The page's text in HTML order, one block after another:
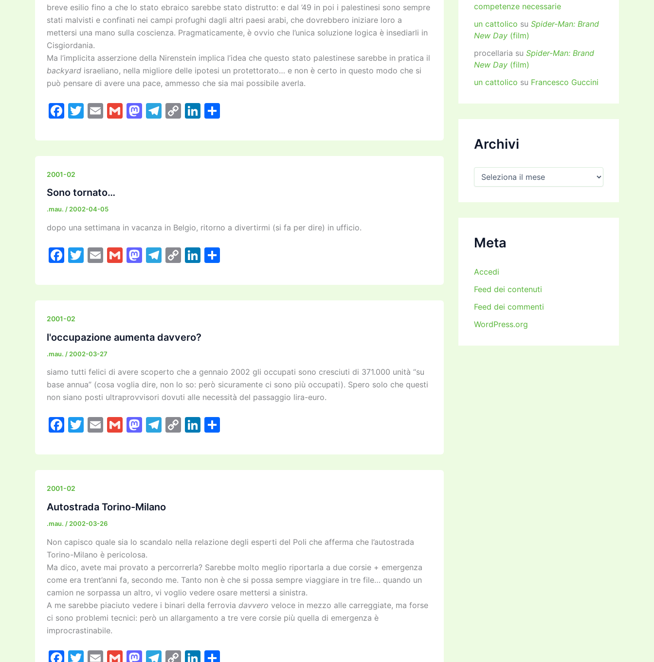
breve esilio fino a che lo stato ebraico sarebbe stato distrutto: e dal ’49 in poi i palestinesi sono sempre
stati malvisti e confinati nei campi profughi dagli altri paesi arabi, che dovrebbero iniziare loro a
mettersi una mano sulla coscienza. Pragmaticamente, è ovvio che l’unica soluzione logica è insediarli in
Cisgiordania.
Ma l’implicita asserzione della Nirenstein implica l’idea che questo stato palestinese sarebbe in pratica il
backyard israeliano, nella migliore delle ipotesi un protettorato… e non è certo in questo modo che si
può pensare di avere una pace, ammesso che sia mai possibile averla.
F
c
e
b
o
o
T
itt
er
E
ai
l
G
ai
l
M
st
o
T
e
gr
C
p
y
Li
k
e
n
di
2001-02
Sono tornato…
.mau. /2002-04-05
dopo una settimana in vacanza in Belgio, ritorno a divertirmi (si fa per dire) in ufficio.
F
c
e
b
o
o
k
T
itt
er
E
ai
l
G
ai
l
M
st
o
o
T
e
gr
m
C
p
y
n
Li
k
e
n
n
di
2001-02
l'occupazione aumenta davvero?
.mau. / 2002-03-27
siamo tutti felici di avere scoperto che a gennaio 2002 gli occupati sono cresciuti di 371.000 unità “su
base annua” (cosa voglia dire, non lo so: però sicuramente ci sono più occupati). Spero solo che questi
non siano posti ultraprovvisori dovuti alle necessità del passaggio lira-euro.
F
c
e
b
o
o
T
itt
er
E
ai
l
G
ai
l
M
st
o
o
T
e
gr
m
C
p
y
Li
k
e
n
di
2001-02
Autostrada Torino-Milano
.mau. / 2002-03-26
Non capisco quale sia lo scandalo nella relazione degli esperti del Poli che afferma che l’autostrada
Torino-Milano è pericolosa.
Ma dico, avete mai provato a percorrerla? Sarebbe molto meglio riportarla a due corsie + emergenza
come era trent’anni fa, secondo me. Tanto non è che si possa sempre viaggiare in tre file… quando un
camion ne sorpassa un altro, vi voglio vedere osare mettersi a sinistra.
A me sarebbe piaciuto vedere i binari della ferrovia davvero veloce in mezzo alle carreggiate, ma forse
ci sono problemi tecnici: però un allargamento a tre vere corsie più quella di emergenza è
improcrastinabile.
F T E G M T C Li
competenze necessarie
un cattolico su Spider-Man: Brand
New Day (film)
procellaria su Spider-Man: Brand
New Day (film)
un cattolico su Francesco Guccini
Archivi
h
v
Meta
Accedi
Feed dei contenuti
Feed dei commenti
WordPress.org